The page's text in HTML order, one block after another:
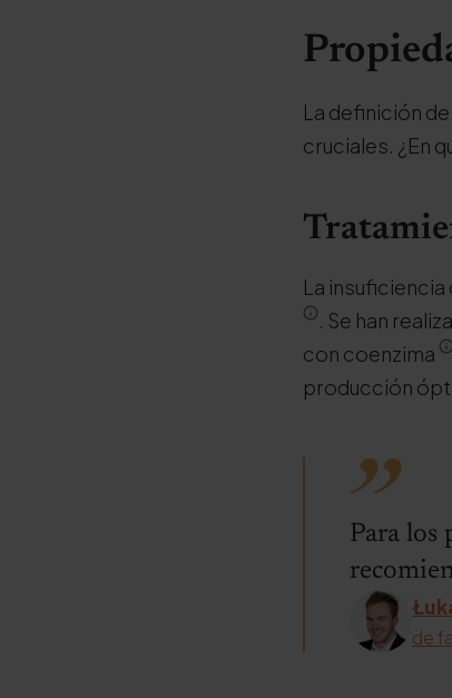
La definición
cruciales. ¿En
La
. Se han
con coenzima
producción
Para los
de